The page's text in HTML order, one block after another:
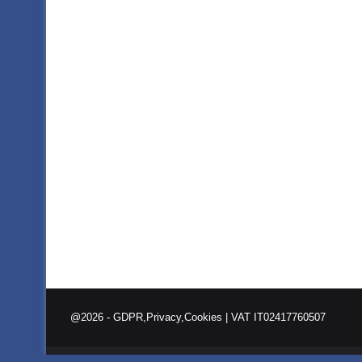
@2026 - GDPR,Privacy,Cookies | VAT IT02417760507